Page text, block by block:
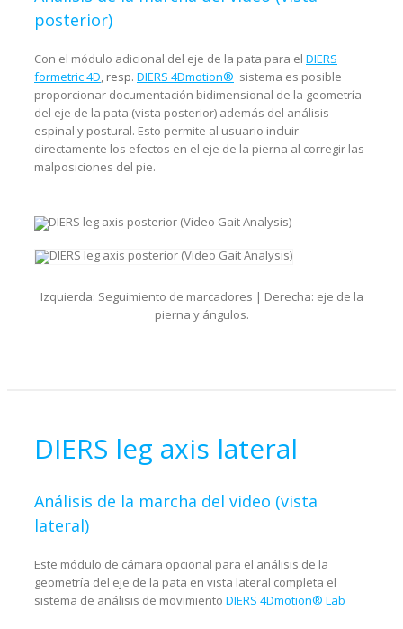
posterior)
Con el módulo adicional del eje de la pata para el DIERS
formetric 4D, resp. DIERS 4Dmotion® sistema es posible
proporcionar documentación bidimensional de la geometría
del eje de la pata (vista posterior) además del análisis
espinal y postural. Esto permite al usuario incluir
directamente los efectos en el eje de la pierna al corregir las
malposiciones del pie.
Izquierda: Seguimiento de marcadores | Derecha: eje de la
pierna y ángulos.
DIERS leg axis lateral
Análisis de la marcha del video (vista
lateral)
Este módulo de cámara opcional para el análisis de la
geometría del eje de la pata en vista lateral completa el
sistema de análisis de movimiento DIERS 4Dmotion® Lab